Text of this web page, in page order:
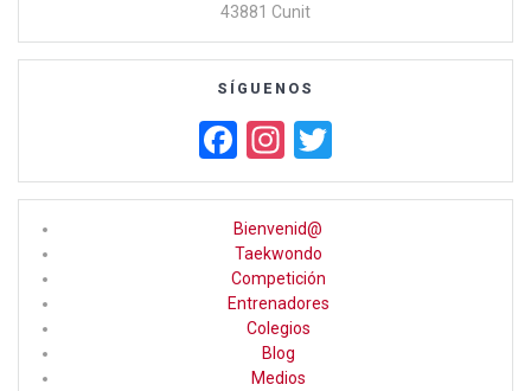
43881 Cunit
SÍGUENOS
F
a
ce
b
o
o
k
In
st
a
gr
a
m
wi
tt
Bienvenid@
Taekwondo
Competición
Entrenadores
Colegios
Blog
Medios